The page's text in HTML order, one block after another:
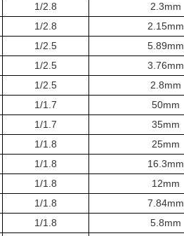
1/2.8 2.3mm
1/2.8 2.15mm
1/2.5 5.89mm
1/2.5 3.76mm
1/2.5 2.8mm
1/1.7 50mm
1/1.7 35mm
1/1.8 25mm
1/1.8 16.3mm
1/1.8 12mm
1/1.8 7.84mm
1/1.8 5.8mm